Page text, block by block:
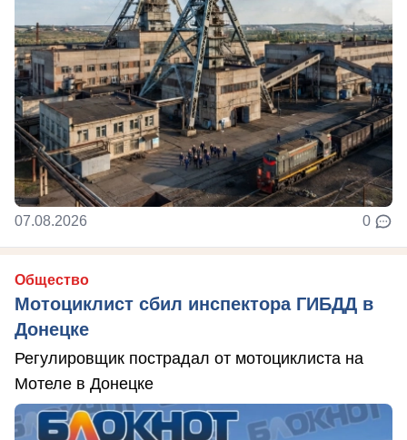
07.08.2026 0
Общество
Мотоциклист сбил инспектора ГИБДД в
Донецке
Регулировщик пострадал от мотоциклиста на
Мотеле в Донецке